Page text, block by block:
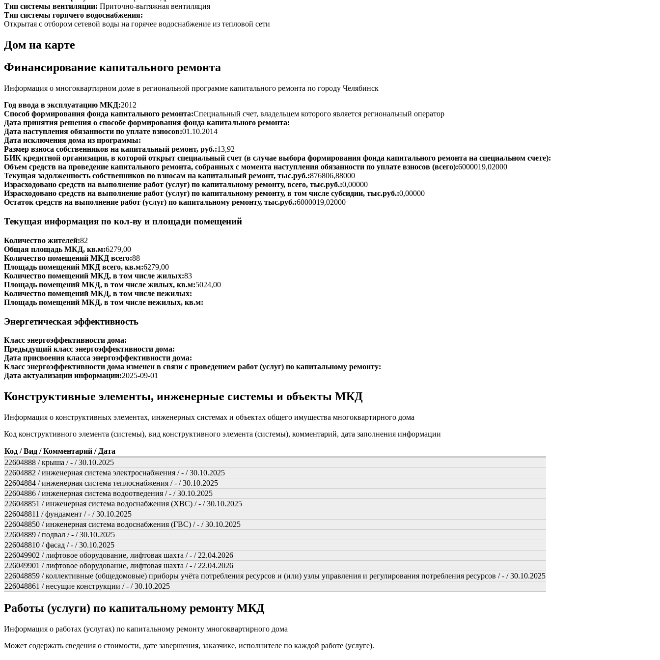
Тип системы вентиляции: Приточно-вытяжная вентиляция
Тип системы горячего водоснабжения:
Открытая с отбором сетевой воды на горячее водоснабжение из тепловой сети
Дом на карте
Финансирование капитального ремонта
Информация о многоквартирном доме в региональной программе капитального ремонта по городу Челябинск
Год ввода в эксплуатацию МКД:2012
Способ формирования фонда капитального ремонта:Специальный счет, владельцем которого является региональный оператор
Дата принятия решения о способе формирования фонда капитального ремонта:
Дата наступления обязанности по уплате взносов:01.10.2014
Дата исключения дома из программы:
Размер взноса собственников на капитальный ремонт, руб.:13,92
БИК кредитной организации, в которой открыт специальный счет (в случае выбора формирования фонда капитального ремонта на специальном счете):
Объем средств на проведение капитального ремонта, собранных с момента наступления обязанности по уплате взносов (всего):6000019,02000
Текущая задолженность собственников по взносам на капитальный ремонт, тыс.руб.:876806,88000
Израсходовано средств на выполнение работ (услуг) по капитальному ремонту, всего, тыс.руб.:0,00000
Израсходовано средств на выполнение работ (услуг) по капитальному ремонту, в том числе субсидии, тыс.руб.:0,00000
Остаток средств на выполнение работ (услуг) по капитальному ремонту, тыс.руб.:6000019,02000
Текущая информация по кол-ву и площади помещений
Количество жителей:82
Общая площадь МКД, кв.м:6279,00
Количество помещений МКД всего:88
Площадь помещений МКД всего, кв.м:6279,00
Количество помещений МКД, в том числе жилых:83
Площадь помещений МКД, в том числе жилых, кв.м:5024,00
Количество помещений МКД, в том числе нежилых:
Площадь помещений МКД, в том числе нежилых, кв.м:
Энергетическая эффективность
Класс энергоэффективности дома:
Предыдущий класс энергоэффективности дома:
Дата присвоения класса энергоэффективности дома:
Класс энергоэффективности дома изменен в связи с проведением работ (услуг) по капитальному ремонту:
Дата актуализации информации:2025-09-01
Конструктивные элементы, инженерные системы и объекты МКД
Информация о конструктивных элементах, инженерных системах и объектах общего имущества многоквартирного дома
Код конструктивного элемента (системы), вид конструктивного элемента (системы), комментарий, дата заполнения информации
Код / Вид / Комментарий / Дата
22604888 / крыша / - / 30.10.2025
22604882 / инженерная система электроснабжения / - / 30.10.2025
22604884 / инженерная система теплоснабжения / - / 30.10.2025
22604886 / инженерная система водоотведения / - / 30.10.2025
226048851 / инженерная система водоснабжения (ХВС) / - / 30.10.2025
226048811 / фундамент / - / 30.10.2025
226048850 / инженерная система водоснабжения (ГВС) / - / 30.10.2025
22604889 / подвал / - / 30.10.2025
226048810 / фасад / - / 30.10.2025
226049902 / лифтовое оборудование, лифтовая шахта / - / 22.04.2026
226049901 / лифтовое оборудование, лифтовая шахта / - / 22.04.2026
226048859 / коллективные (общедомовые) приборы учёта потребления ресурсов и (или) узлы управления и регулирования потребления ресурсов / - / 30.10.2025
226048861 / несущие конструкции / - / 30.10.2025
Работы (услуги) по капитальному ремонту МКД
Информация о работах (услугах) по капитальному ремонту многоквартирного дома
Может содержать сведения о стоимости, дате завершения, заказчике, исполнителе по каждой работе (услуге).